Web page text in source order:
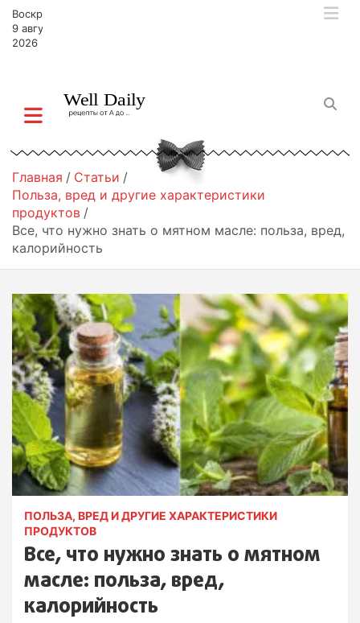
Воскресенье,
9 августа,
2026
Главная
Статьи
Польза, вред и другие характеристики
продуктов
Все, что нужно знать о мятном масле: польза, вред,
калорийность
ПОЛЬЗА, ВРЕД И ДРУГИЕ ХАРАКТЕРИСТИКИ
ПРОДУКТОВ
Все, что нужно знать о мятном
масле: польза, вред,
калорийность